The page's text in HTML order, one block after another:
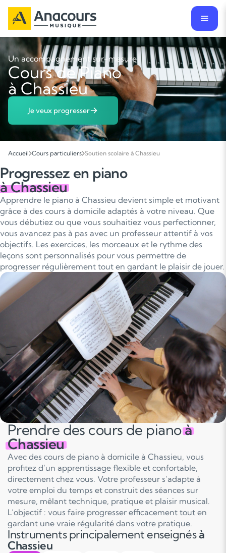
Un accompagnement sur-mesure
Cours de Piano
à Chassieu
Je veux progresser
Accueil Cours particuliers Soutien scolaire à Chassieu
Progressez en piano
à Chassieu
Apprendre le piano à Chassieu devient simple et motivant
grâce à des cours à domicile adaptés à votre niveau. Que
vous débutiez ou que vous souhaitiez vous perfectionner,
vous avancez pas à pas avec un professeur attentif à vos
objectifs. Les exercices, les morceaux et le rythme des
leçons sont personnalisés pour vous permettre de
progresser régulièrement tout en gardant le plaisir de jouer.
Prendre des cours de pianoà
Chassieu
Avec des cours de piano à domicile à Chassieu, vous
profitez d’un apprentissage flexible et confortable,
directement chez vous. Votre professeur s’adapte à
votre emploi du temps et construit des séances sur
mesure, mêlant technique, pratique et plaisir musical.
L’objectif : vous faire progresser efficacement tout en
gardant une vraie régularité dans votre pratique.
Instruments principalement enseignésà
Chassieu